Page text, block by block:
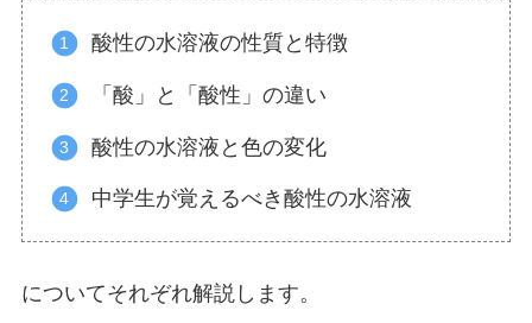
酸性の水溶液の性質と特徴
「酸」と「酸性」の違い
酸性の水溶液と色の変化
中学生が覚えるべき酸性の水溶液
についてそれぞれ解説します。